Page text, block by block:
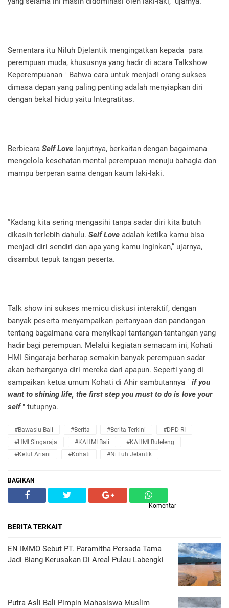
Sementara itu Niluh Djelantik mengingatkan kepada para
perempuan muda, khususnya yang hadir di acara Talkshow
Keperempuanan " Bahwa cara untuk menjadi orang sukses
dimasa depan yang paling penting adalah menyiapkan diri
dengan bekal hidup yaitu Integratitas.
Berbicara Self Love lanjutnya, berkaitan dengan bagaimana
mengelola kesehatan mental perempuan menuju bahagia dan
mampu berperan sama dengan kaum laki-laki.
”Kadang kita sering mengasihi tanpa sadar diri kita butuh
dikasih terlebih dahulu. Self Love adalah ketika kamu bisa
menjadi diri sendiri dan apa yang kamu inginkan,” ujarnya,
disambut tepuk tangan peserta.
Talk show ini sukses memicu diskusi interaktif, dengan
banyak peserta menyampaikan pertanyaan dan pandangan
tentang bagaimana cara menyikapi tantangan-tantangan yang
hadir bagi perempuan. Melalui kegiatan semacam ini, Kohati
HMI Singaraja berharap semakin banyak perempuan sadar
akan berharganya diri mereka dari apapun. Seperti yang di
sampaikan ketua umum Kohati di Ahir sambutannya " if you
want to shining life, the first step you must to do is love your
self" tutupnya.
#Bawaslu Bali #Berita #Berita Terkini
#DPD RI
#HMI Singaraja
#KAHMI Bali
#KAHMI Buleleng
#ketut Ariani
#Kohati #ni Luh Jelantik
BAGIKAN
Komentar
BERITA TERKAIT
EN IMMO Sebut PT. Paramitha Persada Tama
Jadi Biang Kerusakan Di Areal Pulau Labengki
Putra Asli Bali Pimpin Mahasiswa Muslim